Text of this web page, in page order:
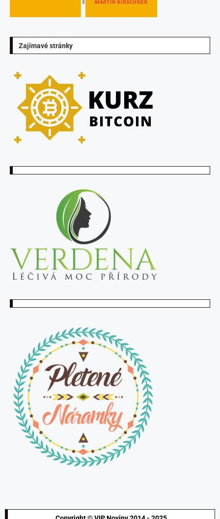
Zajímavé stránky